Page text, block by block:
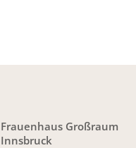
Frauenhaus Großraum
Innsbruck